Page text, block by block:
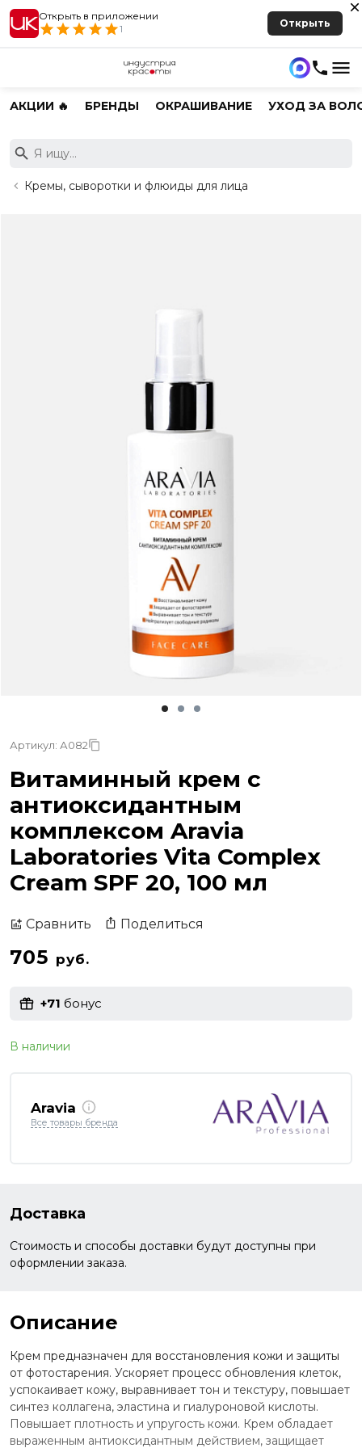
Открыть в приложении
1
Открыть
АКЦИИ 🔥 БРЕНДЫ ОКРАШИВАНИЕ УХОД ЗА
Кремы, сыворотки и флюиды для лица
Артикул: А082
Витаминный крем с
антиоксидантным
комплексом Aravia
Laboratories Vita Complex
Cream SPF 20, 100 мл
Сравнить Поделиться
705 руб.
+71 бонус
В наличии
Aravia
Все товары бренда
Доставка
Стоимость и способы доставки будут доступны при
оформлении заказа.
Описание
Крем предназначен для восстановления кожи и защиты
от фотостарения. Ускоряет процесс обновления клеток,
успокаивает кожу, выравнивает тон и текстуру, повышает
синтез коллагена, эластина и гиалуроновой кислоты.
Повышает плотность и упругость кожи. Крем обладает
выраженным антиоксидантным действием, защищает